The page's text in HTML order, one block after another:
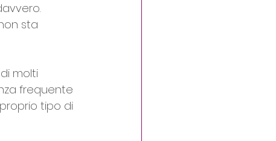
sta
molti
frequente
tipo di